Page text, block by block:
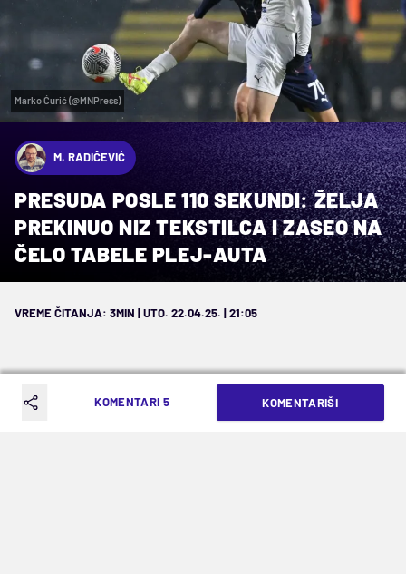
Marko Ćurić (@MNPress)
M. RADIČEVIĆ
PRESUDA POSLE 110 SEKUNDI: ŽELJA
PREKINUO NIZ TEKSTILCA I ZASEO NA
ČELO TABELE PLEJ-AUTA
VREME ČITANJA: 3MIN | UTO. 22.04.25. | 21:05
KOMENTARI 5 KOMENTARIŠI